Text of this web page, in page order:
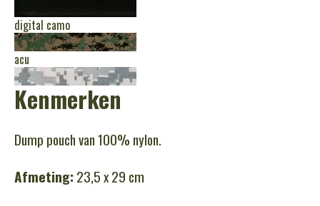
digital camo
acu
Kenmerken
Dump pouch van 100% nylon.
Afmeting: 23,5 x 29 cm